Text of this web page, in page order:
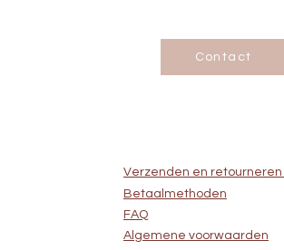
Contact
Verzenden en retourneren
Betaalmethoden
FAQ
Algemene voorwaarden